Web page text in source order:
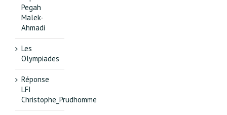
Pegah
Malek-
Ahmadi
Les
Olympiades
Réponse
LFI
Christophe_Prudhomme